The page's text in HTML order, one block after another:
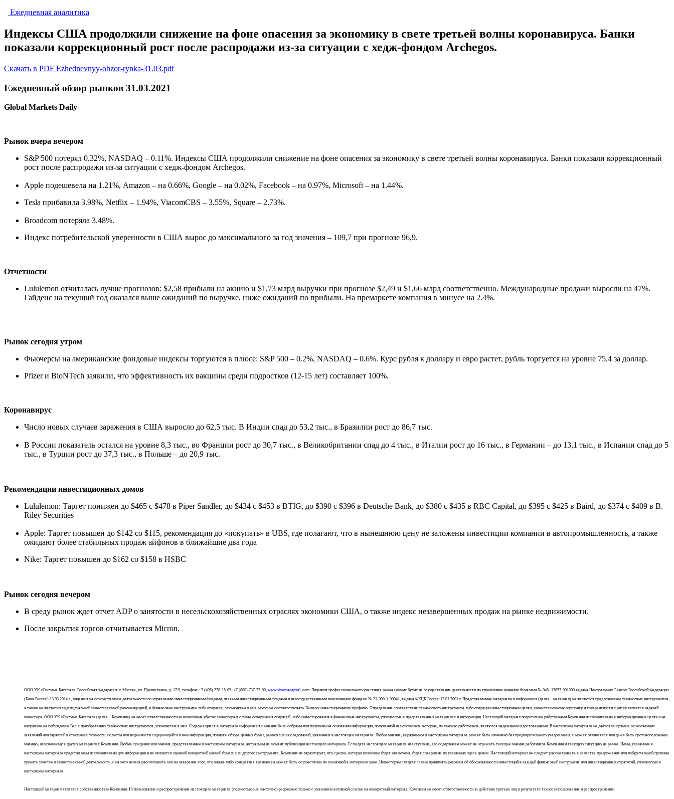
Ежедневная аналитика
Индексы США продолжили снижение на фоне опасения за экономику в свете третьей волны коронавируса. Банки
показали коррекционный рост после распродажи из-за ситуации с хедж-фондом Archegos.
Скачать в PDF Ezhednevnyy-obzor-rynka-31.03.pdf
Ежедневный обзор рынков 31.03.2021
Global Markets Daily
Рынок вчера вечером
S&P 500 потерял 0.32%, NASDAQ – 0.11%. Индексы США продолжили снижение на фоне опасения за экономику в свете третьей волны коронавируса. Банки показали коррекционный
рост после распродажи из-за ситуации с хедж-фондом Archegos.
Apple подешевела на 1.21%, Amazon – на 0.66%, Google – на 0.02%, Facebook – на 0.97%, Microsoft – на 1.44%.
Tesla прибавила 3.98%, Netflix – 1.94%, ViacomCBS – 3.55%, Square – 2.73%.
Broadcom потеряла 3.48%.
Индекс потребительской уверенности в США вырос до максимального за год значения – 109,7 при прогнозе 96,9.
Отчетности
Lululemon отчиталась лучше прогнозов: $2,58 прибыли на акцию и $1,73 млрд выручки при прогнозе $2,49 и $1,66 млрд соответственно. Международные продажи выросли на 47%.
Гайденс на текущий год оказался выше ожиданий по выручке, ниже ожиданий по прибыли. На премаркете компания в минусе на 2.4%.
Рынок сегодня утром
Фьючерсы на американские фондовые индексы торгуются в плюсе: S&P 500 – 0.2%, NASDAQ – 0.6%. Курс рубля к доллару и евро растет, рубль торгуется на уровне 75,4 за доллар.
Pfizer и BioNTech заявили, что эффективность их вакцины среди подростков (12-15 лет) составляет 100%.
Коронавирус
Число новых случаев заражения в США выросло до 62,5 тыс. В Индии спад до 53,2 тыс., в Бразилии рост до 86,7 тыс.
В России показатель остался на уровне 8,3 тыс., во Франции рост до 30,7 тыс., в Великобритании спад до 4 тыс., в Италии рост до 16 тыс., в Германии – до 13,1 тыс., в Испании спад до 5
тыс., в Турции рост до 37,3 тыс., в Польше – до 20,9 тыс.
Рекомендации инвестиционных домов
Lululemon: Таргет понижен до $465 с $478 в Piper Sandler, до $434 с $453 в BTIG, до $390 с $396 в Deutsche Bank, до $380 с $435 в RBC Capital, до $395 с $425 в Baird, до $374 с $409 в B.
Riley Securities
Apple: Таргет повышен до $142 со $115, рекомендация до «покупать» в UBS, где полагают, что в нынешнюю цену не заложены инвестиции компании в автопромышленность, а также
ожидают более стабильных продаж айфонов в ближайшие два года
Nike: Таргет повышен до $162 со $158 в HSBC
Рынок сегодня вечером
В среду рынок ждет отчет ADP о занятости в несельскохозяйственных отраслях экономики США, о также индекс незавершенных продаж на рынке недвижимости.
После закрытия торгов отчитывается Micron.
ООО УК «Система Капитал». Российская Федерация, г. Москва, ул. Пречистенка, д. 17/9, телефон: +7 (495) 228-15-05, +7 (800) 737-77-00, www.sistemacapital. com. Лицензия профессионального участника рынка ценных бумаг на осуществление деятельности по управлению ценными бумагами № 045- 13853-001000 выдана Центральным Банком Российской Федерации
(Банк России) 13.03.2014 г., лицензия на осуществление деятельности по управлению инвестиционными фондами, паевыми инвестиционными фондами и негосударственными пенсионными фондами № 21-000-1-00041, выдана ФКЦБ России 17.01.2001 г. Представленные материалы и информация (далее - материал) не являются предложением финансовых инструментов,
а также не являются индивидуальной инвестиционной рекомендацией, и финансовые инструменты либо операции, упомянутые в них, могут не соответствовать Вашему инвестиционному профилю. Определение соответствия финансового инструмента либо операции инвестиционным целям, инвестиционному горизонту и толерантности к риску является задачей
инвестора. ООО УК «Система Капитал» (далее – Компания) не несет ответственности за возможные убытки инвестора в случае совершения операций, либо инвестирования в финансовые инструменты, упомянутые в представленных материалах и информации. Настоящий материал подготовлен работниками Компании исключительно в информационных целях и не
направлен на побуждение Вас к приобретению финансовых инструментов, упомянутых в нем. Содержащиеся в материале информация и мнения были собраны или получены на основании информации, полученной из источников, которые, по мнению работников, являются надежными и достоверными. В настоящем материале не дается ни прямых, ни косвенных
заявлений или гарантий в отношении точности, полноты или надежности содержащейся в нем информации, полноты обзора ценных бумаг, рынков или исследований, указанных в настоящем материале. Любое мнение, выраженное в настоящем материале, может быть изменено без предварительного уведомления, и может отличаться или даже быть противоположным
мнению, изложенному в других материалах Компании. Любые суждения или мнения, представленные в настоящем материале, актуальны на момент публикации настоящего материала. Если дата настоящего материала неактуальна, его содержание может не отражать текущее мнение работников Компании и текущую ситуацию на рынке. Цены, указанные в
настоящем материале представлены исключительно для информации и не являются оценкой конкретной ценной бумаги или другого инструмента. Компания не гарантирует, что сделка, которая возможно будет заключена, будет совершена по указанным здесь ценам. Настоящий материал не следует рассматривать в качестве предложения или побудительной причины
принять участие в инвестиционной деятельности, и на него нельзя рассчитывать как на заверение того, что какая-либо конкретная транзакция может быть осуществима по указанной в материале цене. Инвесторам следует самим принимать решения об обоснованности инвестиций в каждый финансовый инструмент или инвестиционных стратегий, упомянутых в
настоящем материале.
Настоящий материал является собственностью Компании. Использование и распространение настоящего материала (полностью или частично) разрешено только с указанием активной ссылки на конкретный материал. Компания не несет ответственности за действия третьих лиц в результате такого использования и распространения.